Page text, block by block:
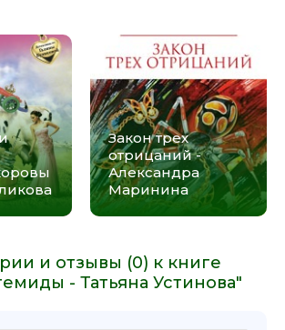
Закон трех
отрицаний -
Александра
Маринина
и отзывы (0) к книге
- Татьяна Устинова"